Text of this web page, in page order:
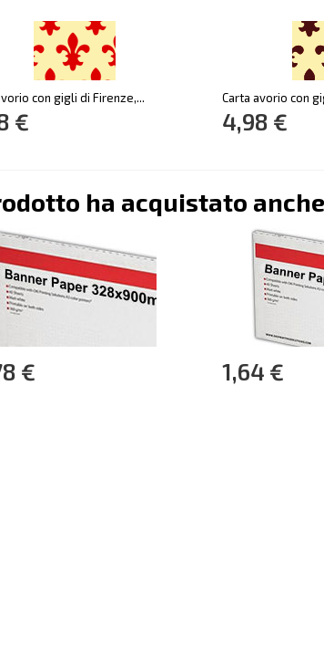
con gigli di Firenze,...
€
Carta avorio con
4,98 €
ha acquistato
€ 1,64 €